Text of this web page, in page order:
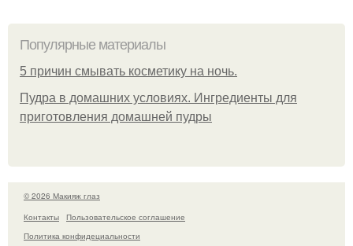
Популярные материалы
5 причин смывать косметику на ночь.
Пудра в домашних условиях. Ингредиенты для
приготовления домашней пудры
© 2026 Макияж глаз
Контакты
Пользовательское соглашение
Политика конфидециальности